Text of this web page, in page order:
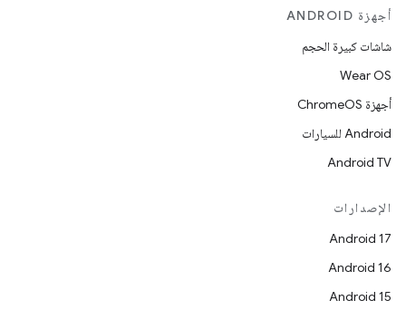
أجهزة ANDROID
شاشات كبيرة الحجم
Wear OS
أجهزة ChromeOS
Android للسيارات
Android TV
الإصدارات
Android 17
Android 16
Android 15